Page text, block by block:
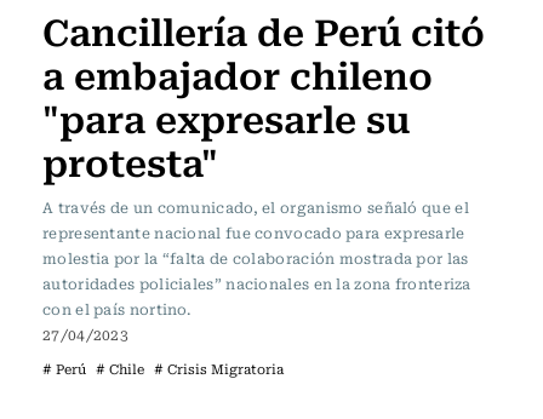
Cancillería de Perú citó
a embajador chileno
"para expresarle su
protesta"
A través de un comunicado, el organismo señaló que el
representante nacional fue convocado para expresarle
molestia por la “falta de colaboración mostrada por las
autoridades policiales” nacionales en la zona fronteriza
con el país nortino.
27/04/2023
# Perú # Chile # Crisis Migratoria